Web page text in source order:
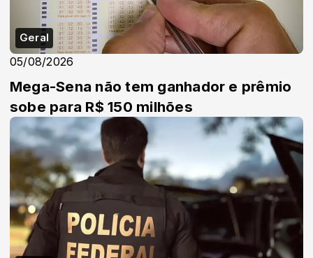
Geral
05/08/2026
Mega-Sena não tem ganhador e prêmio
sobe para R$ 150 milhões